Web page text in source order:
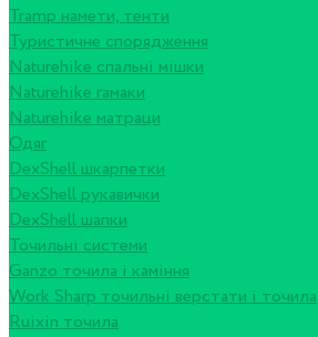
Tramp намети, тенти
Туристичне спорядження
Naturehike спальні мішки
Naturehike гамаки
Naturehike матраци
Одяг
DexShell шкарпетки
DexShell рукавички
DexShell шапки
Точильні системи
Ganzo точила і каміння
Work Sharp точильні верстати і точила
Ruixin точила